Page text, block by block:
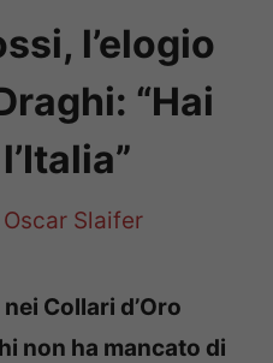
l’elogio
“Hai
Oscar Slaifer
Collari d’Oro
non ha mancato di